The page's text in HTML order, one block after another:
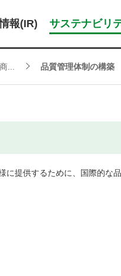
報(IR) サステナビリ
... 品質管理体制の構築
提供するために、国際的な